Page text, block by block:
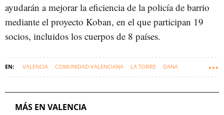
ayudarán a mejorar la eficiencia de la policía de barrio
mediante el proyecto Koban, en el que participan 19
socios, incluidos los cuerpos de 8 países.
VALENCIA COMUNIDAD VALENCIANA LA TORRE DANA
MÁS EN VALENCIA